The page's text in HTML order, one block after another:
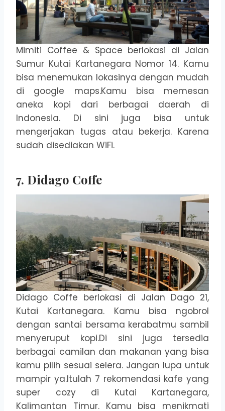
Mimiti Coffee & Space berlokasi di Jalan
Sumur Kutai Kartanegara Nomor 14. Kamu
bisa menemukan lokasinya dengan mudah
di google maps.Kamu bisa memesan
aneka kopi dari berbagai daerah di
Indonesia. Di sini juga bisa untuk
mengerjakan tugas atau bekerja. Karena
sudah disediakan WiFi.
7. Didago Coffe
Didago Coffe berlokasi di Jalan Dago 21,
Kutai Kartanegara. Kamu bisa ngobrol
dengan santai bersama kerabatmu sambil
menyeruput kopi.Di sini juga tersedia
berbagai camilan dan makanan yang bisa
kamu pilih sesuai selera. Jangan lupa untuk
mampir ya.Itulah 7 rekomendasi kafe yang
super cozy di Kutai Kartanegara,
Kalimantan Timur. Kamu bisa menikmati